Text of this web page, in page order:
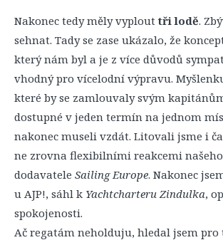
Nakonec tedy měly vyplouttři lodě.
sehnat. Tady se zase ukázalo, že
který nám byl a je z více důvodů
vhodný pro vícelodní výpravu.
které by se zamlouvaly svým
dostupné v jeden termín na jednom
nakonec museli vzdát. Litovali jsme i
ne zrovna flexibilními reakcemi
dodavatele Sailing Europe. Nakonec
u AJP!, sáhl k Yachtcharteru Zindulka,
spokojenosti.
Ač regatám neholduju, hledal jsem